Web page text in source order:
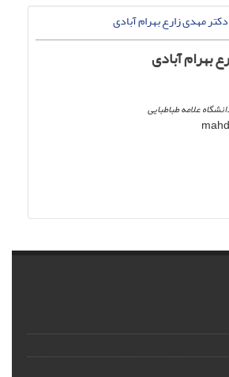
بهرام آبادی
علامه طباطبایی